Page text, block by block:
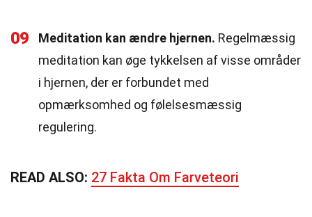
09 Meditation kan ændre hjernen. Regelmæssig
meditation kan øge tykkelsen af visse områder
i hjernen, der er forbundet med
opmærksomhed og følelsesmæssig
regulering.
READ ALSO: 27 Fakta Om Farveteori